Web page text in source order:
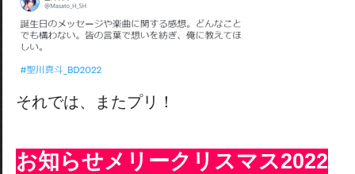
それでは、またプリ！
お知らせメリークリスマス2022